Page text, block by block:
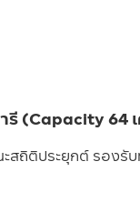
รี (Capacity 64
ถิติประยุกต์ รองรับ